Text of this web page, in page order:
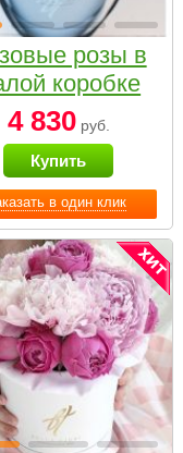
в один клик
розы в
коробке
4 830руб.
Купить